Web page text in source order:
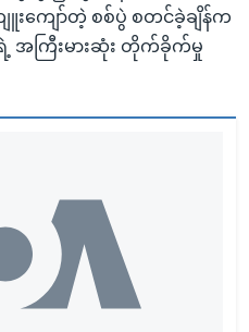
းကျော်တဲ့ စစ်ပွဲ စတင်ခဲ့ချိန်က
အကြီးမားဆုံး တိုက်ခိုက်မှု